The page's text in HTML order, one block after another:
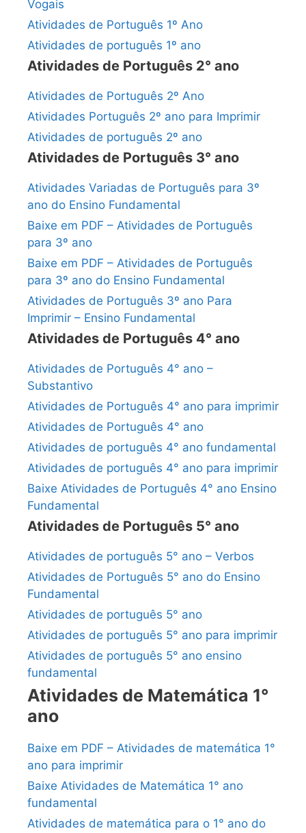
Vogais
Atividades de Português 1º Ano
Atividades de português 1º ano
Atividades de Português 2° ano
Atividades de Português 2º Ano
Atividades Português 2º ano para Imprimir
Atividades de português 2º ano
Atividades de Português 3° ano
Atividades Variadas de Português para 3º
ano do Ensino Fundamental
Baixe em PDF – Atividades de Português
para 3º ano
Baixe em PDF – Atividades de Português
para 3º ano do Ensino Fundamental
Atividades de Português 3º ano Para
Imprimir – Ensino Fundamental
Atividades de Português 4° ano
Atividades de Português 4° ano –
Substantivo
Atividades de Português 4° ano para imprimir
Atividades de Português 4° ano
Atividades de português 4° ano fundamental
Atividades de português 4° ano para imprimir
Baixe Atividades de Português 4° ano Ensino
Fundamental
Atividades de Português 5° ano
Atividades de português 5° ano – Verbos
Atividades de Português 5° ano do Ensino
Fundamental
Atividades de português 5° ano
Atividades de português 5° ano para imprimir
Atividades de português 5° ano ensino
fundamental
Atividades de Matemática 1°
ano
Baixe em PDF – Atividades de matemática 1°
ano para imprimir
Baixe Atividades de Matemática 1° ano
fundamental
Atividades de matemática para o 1° ano do